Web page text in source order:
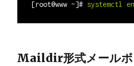
[root@www ~]# systemctl
Maildir形式メールボ